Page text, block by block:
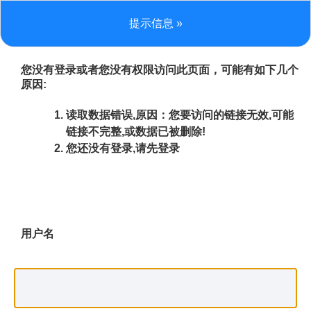
提示信息 »
您没有登录或者您没有权限访问此页面，可能有如下几个
原因:
读取数据错误,原因：您要访问的链接无效,可能
链接不完整,或数据已被删除!
您还没有登录,请先登录
用户名